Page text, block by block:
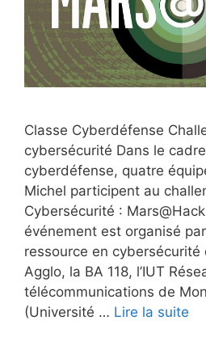
Classe Cyberdéfense
cybersécurité Dans le
cyberdéfense, quatre
Michel participent au
Cybersécurité :
événement est organisé
ressource en
Agglo, la BA 118, l’IUT
télécommunications de
(Université … Lire la suite